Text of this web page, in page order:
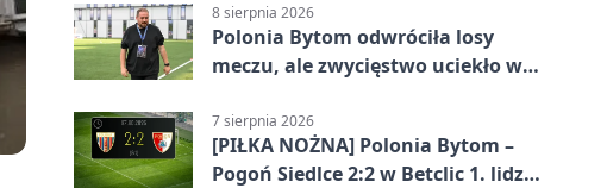
8 sierpnia 2026
Polonia Bytom odwróciła losy
meczu, ale zwycięstwo uciekło w
7 sierpnia 2026
[PIŁKA NOŻNA] Polonia Bytom –
Pogoń Siedlce 2:2 w Betclic 1. lidze.